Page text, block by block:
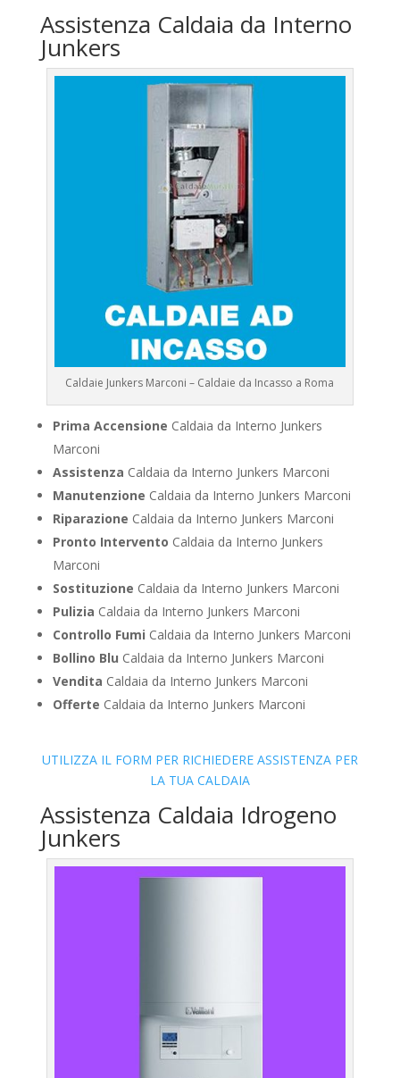
Assistenza Caldaia da Interno
Junkers
Caldaie Junkers Marconi – Caldaie da Incasso a Roma
Prima Accensione Caldaia da Interno Junkers
Marconi
Assistenza Caldaia da Interno Junkers Marconi
Manutenzione Caldaia da Interno Junkers Marconi
Riparazione Caldaia da Interno Junkers Marconi
Pronto Intervento Caldaia da Interno Junkers
Marconi
Sostituzione Caldaia da Interno Junkers Marconi
Pulizia Caldaia da Interno Junkers Marconi
Controllo Fumi Caldaia da Interno Junkers Marconi
Bollino Blu Caldaia da Interno Junkers Marconi
Vendita Caldaia da Interno Junkers Marconi
Offerte Caldaia da Interno Junkers Marconi
UTILIZZA IL FORM PER RICHIEDERE ASSISTENZA PER
LA TUA CALDAIA
Assistenza Caldaia Idrogeno
Junkers